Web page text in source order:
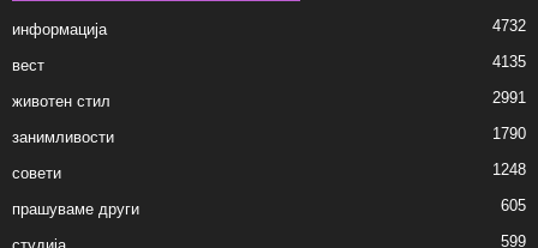
информација 4732
вест 4135
животен стил 2991
занимливости 1790
совети 1248
прашуваме други 605
599